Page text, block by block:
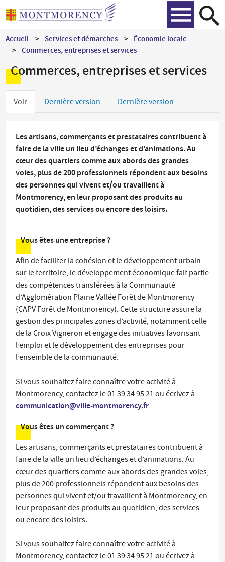
Aller
au
principal
Accueil Services et démarches
Économie locale
Commerces, entreprises et services
Commerces, entreprises et services
Onglets
Voir Dernière version Dernière version
Les artisans, commerçants et prestataires contribuent à
faire de la ville un lieu d’échanges et d’animations. Au
cœur des quartiers comme aux abords des grandes
voies, plus de 200 professionnels répondent aux besoins
des personnes qui vivent et/ou travaillent à
Montmorency, en leur proposant des produits au
quotidien, des services ou encore des loisirs.
Vous êtes une entreprise ?
Afin de faciliter la cohésion et le développement urbain
sur le territoire, le développement économique fait partie
des compétences transférées à la Communauté
d’Agglomération Plaine Vallée Forêt de Montmorency
(CAPV Forêt de Montmorency). Cette structure assure la
gestion des principales zones d’activité, notamment celle
de la Croix Vigneron et engage des initiatives favorisant
l’emploi et le développement des entreprises pour
l’ensemble de la communauté.
Si vous souhaitez faire connaître votre activité à
Montmorency, contactez le 01 39 34 95 21 ou écrivez à
communication@ville-montmorency.fr
Vous êtes un commerçant ?
Les artisans, commerçants et prestataires contribuent à
faire de la ville un lieu d’échanges et d’animations. Au
cœur des quartiers comme aux abords des grandes voies,
plus de 200 professionnels répondent aux besoins des
personnes qui vivent et/ou travaillent à Montmorency, en
leur proposant des produits au quotidien, des services
ou encore des loisirs.
Si vous souhaitez faire connaître votre activité à
Montmorency, contactez le 01 39 34 95 21 ou écrivez à